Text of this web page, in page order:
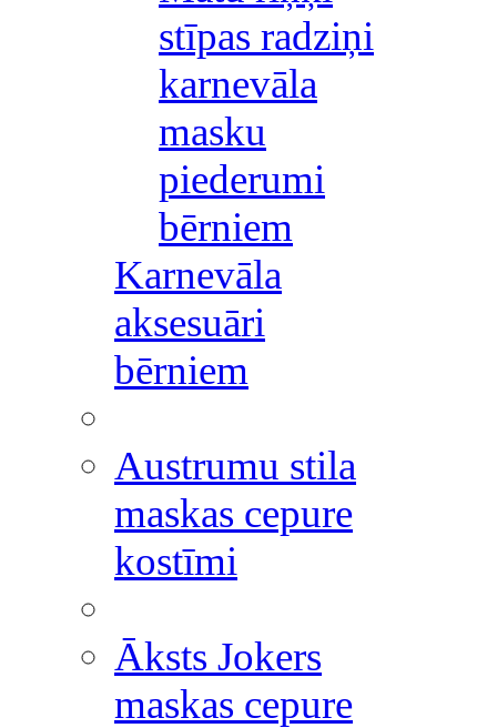
stīpas radziņi
karnevāla
masku
piederumi
bērniem
Karnevāla
aksesuāri
bērniem
Austrumu stila
maskas cepure
kostīmi
Āksts Jokers
maskas cepure